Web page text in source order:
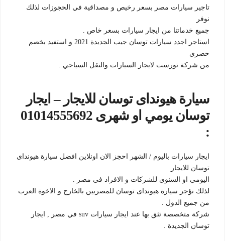
تاجير سيارات مصر بسعر رخيص و مصداقية في الحجوزات لذلك
نوفر
جميع خدماتنا من ايجار سيارات بسعر خاص .
استاجر اجدد سيارات توسان جيب الجديدة 2021 و استفيد بخصم
حصري
من شركة تورست لايجار السيارات والنقل السياحي .
سيارة هيونداى توسان للايجار – ايجار
توسان يومي او شهرى 01014555692
:
ايجار سيارات باليوم / الشهر احجز الان اونلاين افضل سيارة هيونداى
توسان للايجار
اليومي او السنوي للشركات و الافراد في مصر .
لذلك نؤجر سيارة هيونداى توسان للمصريين بالخارج و الاخوة العرب
من جميع الدول .
شركة متخصصة تثق بها عند ايجار سيارات suv في مصر , ايجار
توسان الجديدة .